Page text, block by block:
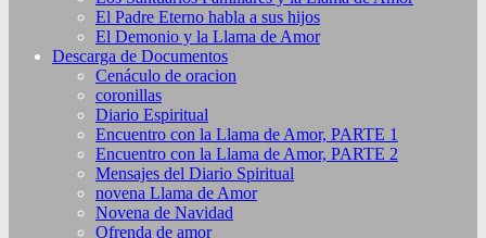
El Padre Eterno habla a sus hijos
El Demonio y la Llama de Amor
Descarga de Documentos
Cenáculo de oracion
coronillas
Diario Espiritual
Encuentro con la Llama de Amor, PARTE 1
Encuentro con la Llama de Amor, PARTE 2
Mensajes del Diario Spiritual
novena Llama de Amor
Novena de Navidad
Ofrenda de amor